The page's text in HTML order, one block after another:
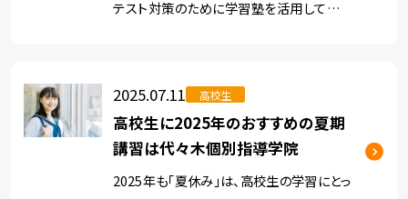
テスト対策のために学習塾を活用していま
ットやデメリット、費用（月謝）などは異なり
2025.07.11 高校生
高校生に2025年のおすすめの夏期
講習は代々木個別指導学院
2025年も「夏休み」は、高校生の学習にとっ